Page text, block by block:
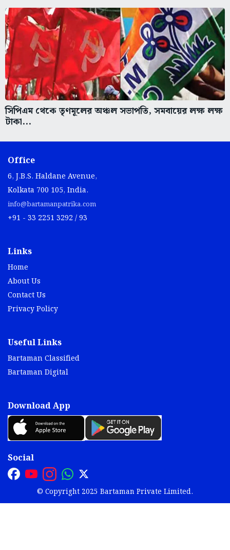
সিপিএম থেকে তৃণমূলের অঞ্চল সভাপতি, সমবায়ের লক্ষ লক্ষ
টাকা...
Office
6, J.B.S. Haldane Avenue,
Kolkata 700 105, India.
info@bartamanpatrika.com
+91 - 33 2251 3292 / 93
Links
Home
About Us
Contact Us
Privacy Policy
Useful Links
Bartaman Classified
Bartaman Digital
Download App
Social
© Copyright 2025 Bartaman Private Limited.